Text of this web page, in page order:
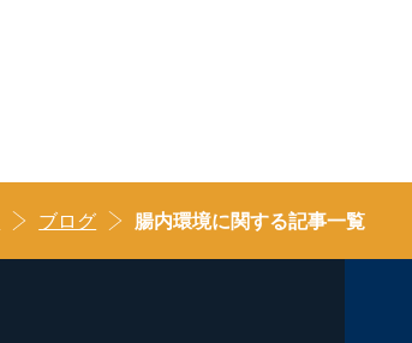
ブログ 腸内環境に関する記事一覧